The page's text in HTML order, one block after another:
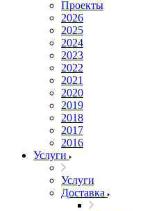
Проекты
2026
2025
2024
2023
2022
2021
2020
2019
2018
2017
2016
Услуги
Услуги
Доставка